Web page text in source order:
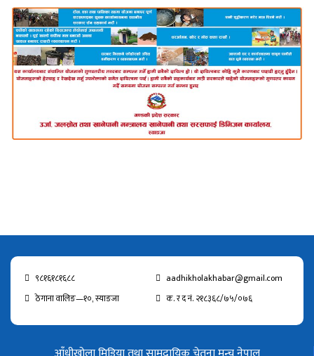
९८१६१८१६८८
aadhikholakhabar@gmail.com
ठेगाना वालिङ—१०, स्याङजा
क. र द नं. २१८३६८/७५/०७६